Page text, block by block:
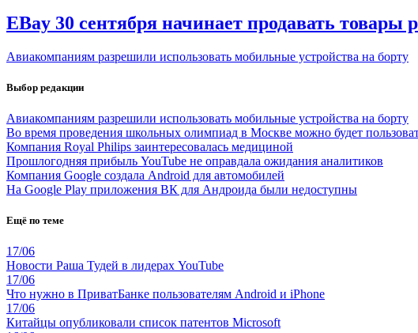
EBay 30 сентября начинает продавать товары
Авиакомпаниям разрешили использовать мобильные устройства на борту
Выбор редакции
Авиакомпаниям разрешили использовать мобильные устройства на борту
Во время проведения школьных олимпиад в Москве можно будет
Компания Royal Philips заинтересовалась медициной
Прошлогодняя прибыль YouTube не оправдала ожидания аналитиков
Компания Google создала Android для автомобилей
На Google Play приложения ВК для Андроида были недоступны
Ещё по теме
17/06
Новости Раша Тудей в лидерах YouTube
17/06
Что нужно в ПриватБанке пользователям Android и iPhone
17/06
Китайцы опубликовали список патентов Microsoft